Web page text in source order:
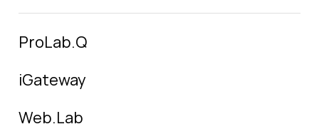
ProLab.Q
iGateway
Web.Lab